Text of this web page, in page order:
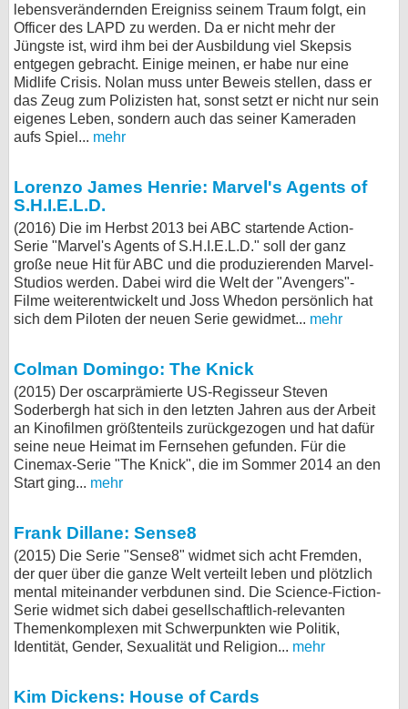
lebensverändernden Ereigniss seinem Traum folgt, ein
Officer des LAPD zu werden. Da er nicht mehr der
Jüngste ist, wird ihm bei der Ausbildung viel Skepsis
entgegen gebracht. Einige meinen, er habe nur eine
Midlife Crisis. Nolan muss unter Beweis stellen, dass er
das Zeug zum Polizisten hat, sonst setzt er nicht nur sein
eigenes Leben, sondern auch das seiner Kameraden
aufs Spiel... mehr
Lorenzo James Henrie: Marvel's Agents of
S.H.I.E.L.D.
(2016) Die im Herbst 2013 bei ABC startende Action-
Serie "Marvel's Agents of S.H.I.E.L.D." soll der ganz
große neue Hit für ABC und die produzierenden Marvel-
Studios werden. Dabei wird die Welt der "Avengers"-
Filme weiterentwickelt und Joss Whedon persönlich hat
sich dem Piloten der neuen Serie gewidmet... mehr
Colman Domingo: The Knick
(2015) Der oscarprämierte US-Regisseur Steven
Soderbergh hat sich in den letzten Jahren aus der Arbeit
an Kinofilmen größtenteils zurückgezogen und hat dafür
seine neue Heimat im Fernsehen gefunden. Für die
Cinemax-Serie "The Knick", die im Sommer 2014 an den
Start ging... mehr
Frank Dillane: Sense8
(2015) Die Serie "Sense8" widmet sich acht Fremden,
der quer über die ganze Welt verteilt leben und plötzlich
mental miteinander verbdunen sind. Die Science-Fiction-
Serie widmet sich dabei gesellschaftlich-relevanten
Themenkomplexen mit Schwerpunkten wie Politik,
Identität, Gender, Sexualität und Religion... mehr
Kim Dickens: House of Cards
bei X
bei Facebook
Kontakt
Datenschutz
Cookie-Einstellungen
Impressum
Desktop-Ansicht
myFanbase